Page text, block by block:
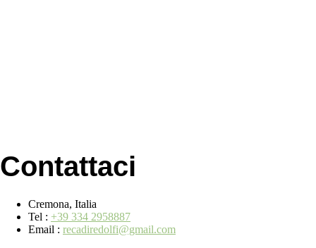
Contattaci
Cremona, Italia
Tel : +39 334 2958887
Email : recadiredolfi@gmail.com